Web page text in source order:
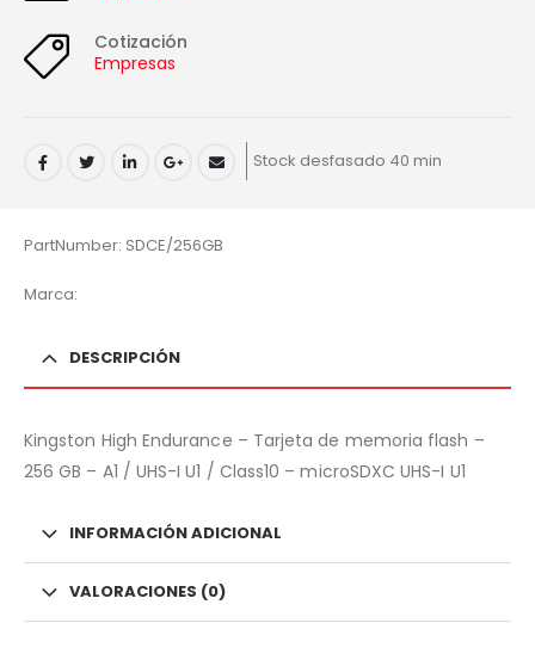
Cotización
Empresas
Stock desfasado 40 min
PartNumber: SDCE/256GB
Marca:
DESCRIPCIÓN
Kingston High Endurance – Tarjeta de memoria flash –
256 GB – A1 / UHS-I U1 / Class10 – microSDXC UHS-I U1
INFORMACIÓN ADICIONAL
VALORACIONES (0)